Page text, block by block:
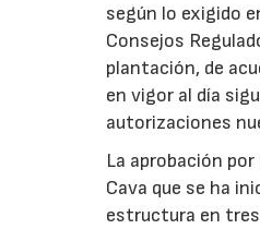
según lo exigido
Consejos
plantación, de
en vigor al día
autorizaciones
La aprobación
Cava que se ha
estructura en